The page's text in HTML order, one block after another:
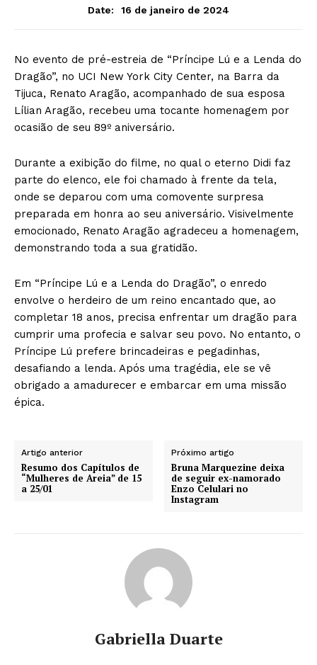
Date:
16 de janeiro de 2024
No evento de pré-estreia de “Príncipe Lú e a Lenda do
Dragão”, no UCI New York City Center, na Barra da
Tijuca, Renato Aragão, acompanhado de sua esposa
Lílian Aragão, recebeu uma tocante homenagem por
ocasião de seu 89º aniversário.
Durante a exibição do filme, no qual o eterno Didi faz
parte do elenco, ele foi chamado à frente da tela,
onde se deparou com uma comovente surpresa
preparada em honra ao seu aniversário. Visivelmente
emocionado, Renato Aragão agradeceu a homenagem,
demonstrando toda a sua gratidão.
Em “Príncipe Lú e a Lenda do Dragão”, o enredo
envolve o herdeiro de um reino encantado que, ao
completar 18 anos, precisa enfrentar um dragão para
cumprir uma profecia e salvar seu povo. No entanto, o
Príncipe Lú prefere brincadeiras e pegadinhas,
desafiando a lenda. Após uma tragédia, ele se vê
obrigado a amadurecer e embarcar em uma missão
épica.
Artigo anterior
Resumo dos Capítulos de
“Mulheres de Areia” de 15
a 25/01
Próximo artigo
Bruna Marquezine deixa
de seguir ex-namorado
Enzo Celulari no
Instagram
Gabriella Duarte